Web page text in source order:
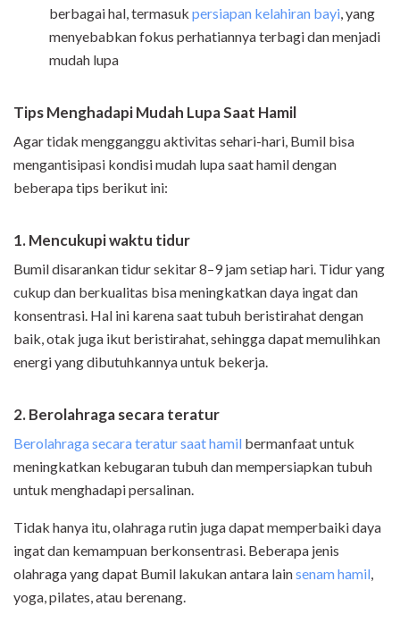
berbagai hal, termasuk persiapan kelahiran bayi, yang
menyebabkan fokus perhatiannya terbagi dan menjadi
mudah lupa
Tips Menghadapi Mudah Lupa Saat Hamil
Agar tidak mengganggu aktivitas sehari-hari, Bumil bisa
mengantisipasi kondisi mudah lupa saat hamil dengan
beberapa tips berikut ini:
1. Mencukupi waktu tidur
Bumil disarankan tidur sekitar 8–9 jam setiap hari. Tidur yang
cukup dan berkualitas bisa meningkatkan daya ingat dan
konsentrasi. Hal ini karena saat tubuh beristirahat dengan
baik, otak juga ikut beristirahat, sehingga dapat memulihkan
energi yang dibutuhkannya untuk bekerja.
2. Berolahraga secara teratur
Berolahraga secara teratur saat hamil bermanfaat untuk
meningkatkan kebugaran tubuh dan mempersiapkan tubuh
untuk menghadapi persalinan.
Tidak hanya itu, olahraga rutin juga dapat memperbaiki daya
ingat dan kemampuan berkonsentrasi. Beberapa jenis
olahraga yang dapat Bumil lakukan antara lainsenam hamil,
yoga, pilates, atau berenang.